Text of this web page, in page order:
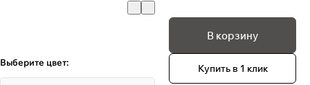
Выберите цвет:
В корзину
Купить в 1 клик